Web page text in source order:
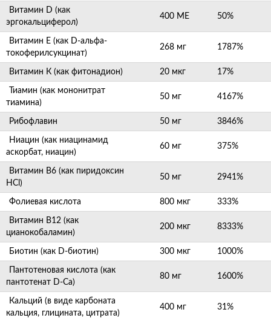
Витамин D (как
эргокальциферол)
400 МЕ 50%
Витамин Е (как D-альфа-
токоферилсукцинат)
268 мг 1787%
Витамин К (как фитонадион) 20 мкг 17%
Тиамин (как мононитрат
тиамина)
50 мг 4167%
Рибофлавин 50 мг 3846%
Ниацин (как ниацинамид
аскорбат, ниацин)
60 мг 375%
Витамин B6 (как пиридоксин
HCl)
50 мг 2941%
Фолиевая кислота 800 мкг 333%
Витамин B12 (как
цианокобаламин)
200 мкг 8333%
Биотин (как D-биотин) 300 мкг 1000%
Пантотеновая кислота (как
пантотенат D-Ca)
80 мг 1600%
Кальций (в виде карбоната
кальция, глицината, цитрата)
400 мг 31%